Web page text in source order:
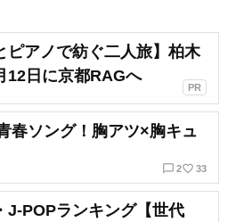
ピアノで紡ぐ二人旅】柏木
12日に京都RAGへ
PR
春ソング！胸アツ×胸キュ
chat_bubble_outline 2favorite_border 33
J-POPランキング【世代